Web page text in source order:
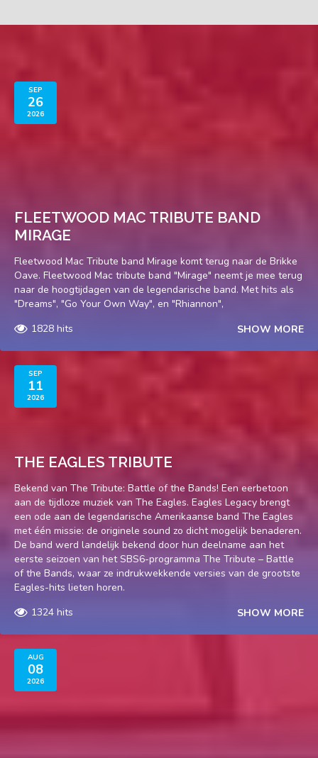
SEP
26
2026
FLEETWOOD MAC TRIBUTE BAND
MIRAGE
Fleetwood Mac Tribute band Mirage komt terug naar de Brikke
Oave. Fleetwood Mac tribute band "Mirage" neemt je mee terug
naar de hoogtijdagen van de legendarische band. Met hits als
"Dreams", "Go Your Own Way", en "Rhiannon",
1828 hits
SHOW MORE
SEP
11
2026
THE EAGLES TRIBUTE
Bekend van The Tribute: Battle of the Bands! Een eerbetoon
aan de tijdloze muziek van The Eagles. Eagles Legacy brengt
een ode aan de legendarische Amerikaanse band The Eagles
met één missie: de originele sound zo dicht mogelijk benaderen.
De band werd landelijk bekend door hun deelname aan het
eerste seizoen van het SBS6-programma The Tribute – Battle
of the Bands, waar ze indrukwekkende versies van de grootste
Eagles-hits lieten horen.
1324 hits
SHOW MORE
AUG
08
2026